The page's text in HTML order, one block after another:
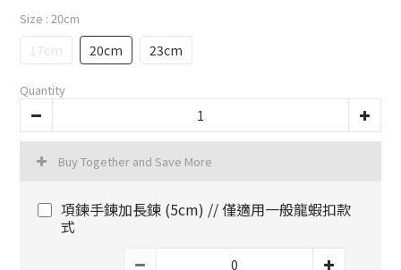
Size : 20cm
17cm 20cm 23cm
Quantity
Buy Together and Save More
項鍊手鍊加長鍊 (5cm) // 僅適用一般龍蝦扣款
式